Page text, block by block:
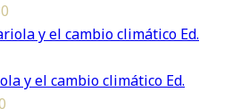
y el cambio climático Ed.